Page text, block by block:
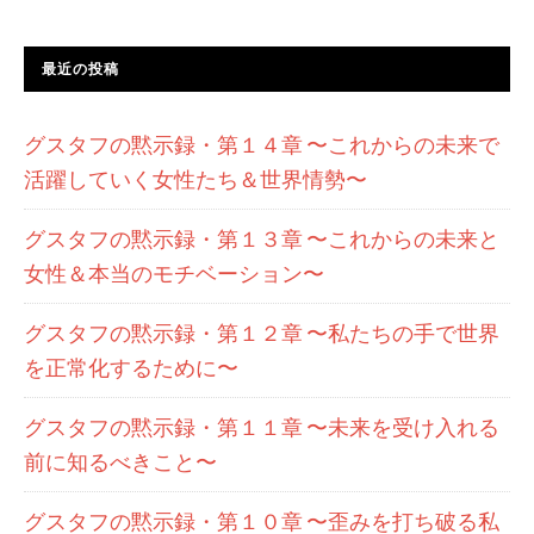
し
た
の
７
つ
の
ッ
セ
ー
ジ
最近の投稿
グスタフの黙示録・第１４章 〜これからの未来で
活躍していく女性たち＆世界情勢〜
グスタフの黙示録・第１３章 〜これからの未来と
女性＆本当のモチベーション〜
グスタフの黙示録・第１２章 〜私たちの手で世界
を正常化するために〜
グスタフの黙示録・第１１章 〜未来を受け入れる
前に知るべきこと〜
グスタフの黙示録・第１０章 〜歪みを打ち破る私